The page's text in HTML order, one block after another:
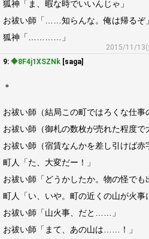
狐神「ま、暇な時でいいんじゃ」
お祓い師「……知らんな。俺は帰るぞ」
狐神「…………」
2015/11/13(
9: ◆8F4j1XSZNk [saga]
＊
お祓い師（結局この町ではろくな仕事
お祓い師（御札の数枚が売れた程度で
お祓い師（宿賃なんかを差し引けば赤
町人「た、大変だー！」
お祓い師「どうかしたか。物の怪でも
町人「い、いや。町の近くの山が火事
お祓い師「山火事、だと……」
お祓い師「まて、あの山は……！」